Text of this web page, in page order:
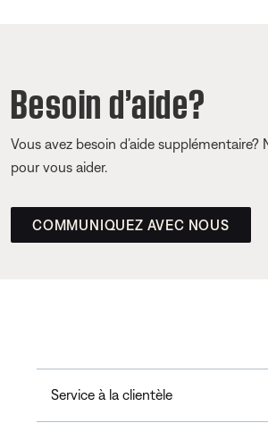
Besoin d’aide?
Vous avez besoin d’aide supplémentaire?
pour vous aider.
COMMUNIQUEZ AVEC NOUS
Service à la clientèle